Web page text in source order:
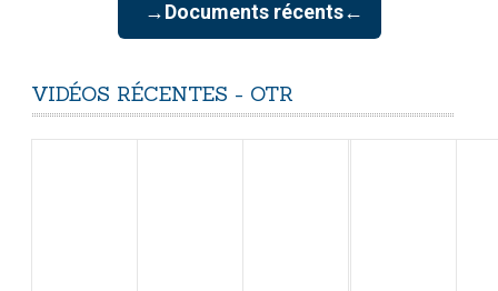
→Documents récents←
VIDÉOS RÉCENTES - OTR